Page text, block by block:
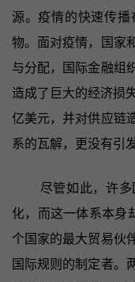
源。疫情的快速传
物。面对疫情，国家
与分配，国际金融组
造成了巨大的经济损
亿美元，并对供应链
系的瓦解，更没有引
尽管如此，许
化，而这一体系本身
个国家的最大贸易伙
国际规则的制定者。